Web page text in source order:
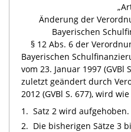
Änderung der
Bayerischen
§ 12 Abs. 6 der
Bayerischen
vom 23. Januar 1997 (GVBl
zuletzt geändert durch
2012 (GVBl S. 677), wird
1. Satz 2 wird aufgehoben.
2. Die bisherigen Sätze 3